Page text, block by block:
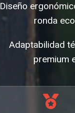
Diseño
ronda
Adaptabilidad
premium